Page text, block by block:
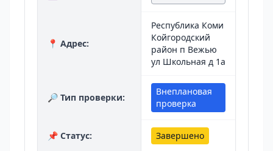
📍 Адрес:
Республика Коми
Койгородский
район п Вежью
ул Школьная д 1а
🔎 Тип проверки:
Внеплановая
проверка
📌 Статус: Завершено